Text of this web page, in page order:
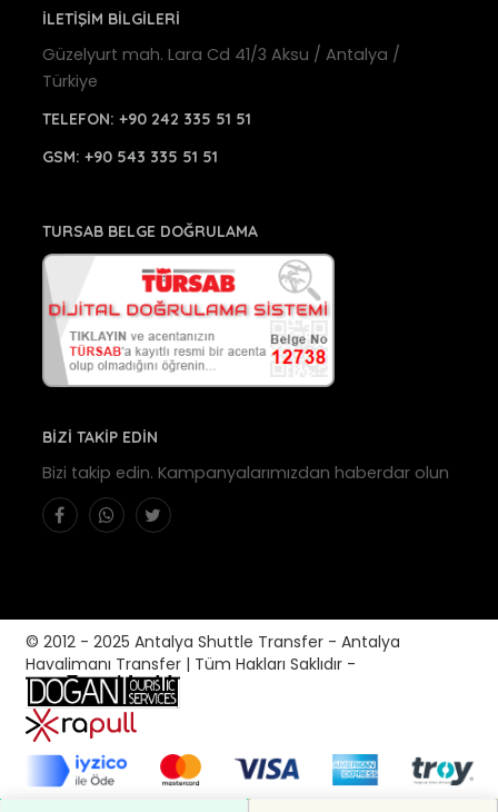
İLETİŞİM BİLGİLERİ
Güzelyurt mah. Lara Cd 41/3 Aksu / Antalya /
Türkiye
TELEFON: +90 242 335 51 51
GSM: +90 543 335 51 51
TURSAB BELGE DOĞRULAMA
BİZİ TAKİP EDİN
Bizi takip edin. Kampanyalarımızdan haberdar olun
© 2012 - 2025 Antalya Shuttle Transfer - Antalya
Havalimanı Transfer | Tüm Hakları Saklıdır -